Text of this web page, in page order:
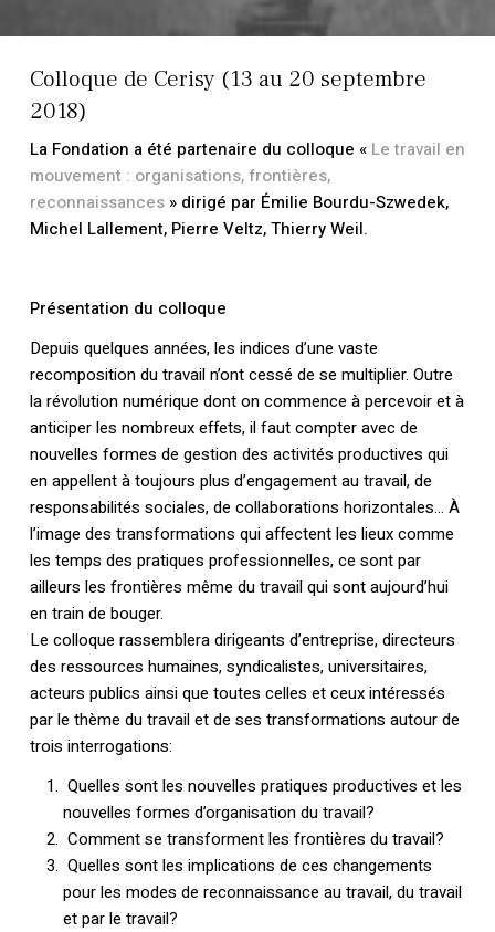
Colloque de Cerisy (13 au 20 septembre
2018)
La Fondation a été partenaire du colloque « Le travail en
mouvement : organisations, frontières,
reconnaissances» dirigé par Émilie Bourdu-Szwedek,
Michel Lallement, Pierre Veltz, Thierry Weil.
Présentation du colloque
Depuis quelques années, les indices d’une vaste
recomposition du travail n’ont cessé de se multiplier. Outre
la révolution numérique dont on commence à percevoir et à
anticiper les nombreux effets, il faut compter avec de
nouvelles formes de gestion des activités productives qui
en appellent à toujours plus d’engagement au travail, de
responsabilités sociales, de collaborations horizontales… À
l’image des transformations qui affectent les lieux comme
les temps des pratiques professionnelles, ce sont par
ailleurs les frontières même du travail qui sont aujourd’hui
en train de bouger.
Le colloque rassemblera dirigeants d’entreprise, directeurs
des ressources humaines, syndicalistes, universitaires,
acteurs publics ainsi que toutes celles et ceux intéressés
par le thème du travail et de ses transformations autour de
trois interrogations:
Quelles sont les nouvelles pratiques productives et les
nouvelles formes d’organisation du travail?
Comment se transforment les frontières du travail?
Quelles sont les implications de ces changements
pour les modes de reconnaissance au travail, du travail
et par le travail?